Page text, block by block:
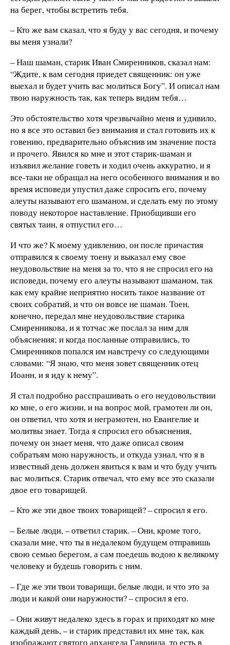
на берег, чтобы встретить тебя.
– Кто же вам сказал, что я буду у вас сегодня, и почему
вы меня узнали?
– Наш шаман, старик Иван Смиренников, сказал нам:
“Ждите, к вам сегодня приедет священник: он уже
выехал и будет учить вас молиться Богу”. И описал нам
твою наружность так, как теперь видим тебя…
Это обстоятельство хотя чрезвычайно меня и удивило,
но я все это оставил без внимания и стал готовить их к
говению, предварительно объяснив им значение поста
и прочего. Явился ко мне и этот старик-шаман и
изъявил желание говеть и ходил очень аккуратно, и я
все-таки не обращал на него особенного внимания и во
время исповеди упустил даже спросить его, почему
алеуты называют его шаманом, и сделать ему по этому
поводу некоторое наставление. Приобщивши его
святых таин, я отпустил его…
И что же? К моему удивлению, он после причастия
отправился к своему тоену и выказал ему свое
неудовольствие на меня за то, что я не спросил его на
исповеди, почему его алеуты называют шаманом, так
как ему крайне неприятно носить такое название от
своих собратий, и что он вовсе не шаман. Тоен,
конечно, передал мне неудовольствие старика
Смиренникова, и я тотчас же послал за ним для
объяснения; и когда посланные отправились, то
Смиренников попался им навстречу со следующими
словами: “Я знаю, что меня зовет священник отец
Иоанн, и я иду к нему”.
Я стал подробно расспрашивать о его неудовольствии
ко мне, о его жизни, и на вопрос мой, грамотен ли он,
он ответил, что хотя и неграмотен, но Евангелие и
молитвы знает. Тогда я спросил его объяснения,
почему он знает меня, что даже описал своим
собратьям мою наружность, и откуда узнал, что я в
известный день должен явиться к вам и что буду учить
вас молиться. Старик отвечал, что ему все это сказали
двое его товарищей.
– Кто же эти двое твоих товарищей? – спросил я его.
– Белые люди, – ответил старик. – Они, кроме того,
сказали мне, что ты в недалеком будущем отправишь
свою семью берегом, а сам поедешь водою к великому
человеку и будешь говорить с ним.
– Где же эти твои товарищи, белые люди, и что это за
люди и какой они наружности? – спросил я его.
– Они живут недалеко здесь в горах и приходят ко мне
каждый день, – и старик представил их мне так, как
изображают святого архангела Гавриила, то есть в